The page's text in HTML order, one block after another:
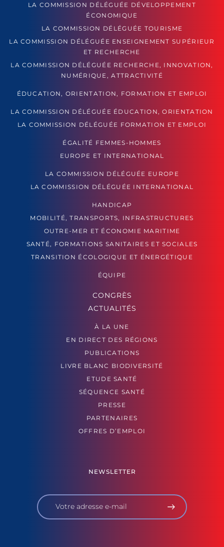
LA COMMISSION DÉLÉGUÉE DÉVELOPPEMENT
ÉCONOMIQUE
LA COMMISSION DÉLÉGUÉE TOURISME
LA COMMISSION DÉLÉGUÉE ENSEIGNEMENT SUPÉRIEUR
ET RECHERCHE
LA COMMISSION DÉLÉGUÉE RECHERCHE, INNOVATION,
NUMÉRIQUE, ATTRACTIVITÉ
ÉDUCATION, ORIENTATION, FORMATION ET EMPLOI
LA COMMISSION DÉLÉGUÉE ÉDUCATION, ORIENTATION
LA COMMISSION DÉLÉGUÉE FORMATION ET EMPLOI
ÉGALITÉ FEMMES-HOMMES
EUROPE ET INTERNATIONAL
LA COMMISSION DÉLÉGUÉE EUROPE
LA COMMISSION DÉLÉGUÉE INTERNATIONAL
HANDICAP
MOBILITÉ, TRANSPORTS, INFRASTRUCTURES
OUTRE-MER ET ÉCONOMIE MARITIME
SANTÉ, FORMATIONS SANITAIRES ET SOCIALES
TRANSITION ÉCOLOGIQUE ET ÉNERGÉTIQUE
ÉQUIPE
CONGRÈS
ACTUALITÉS
À LA UNE
EN DIRECT DES RÉGIONS
PUBLICATIONS
LIVRE BLANC BIODIVERSITÉ
ETUDE SANTÉ
SÉQUENCE SANTÉ
PRESSE
PARTENAIRES
OFFRES D’EMPLOI
NEWSLETTER